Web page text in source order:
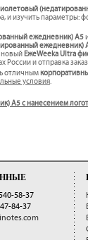
изучить параметры:
ежедневник) A5
ежедневник)
новый ЕжеWeeka Ultra
России и отправка
отличным
условия.
A5 с нанесением
58-37
84-37